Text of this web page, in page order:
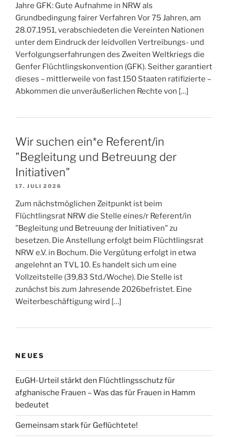
Jahre GFK: Gute Aufnahme in NRW als
Grundbedingung fairer Verfahren Vor 75 Jahren, am
28.07.1951, verabschiedeten die Vereinten Nationen
unter dem Eindruck der leidvollen Vertreibungs- und
Verfolgungserfahrungen des Zweiten Weltkriegs die
Genfer Flüchtlingskonvention (GFK). Seither garantiert
dieses – mittlerweile von fast 150 Staaten ratifizierte –
Abkommen die unveräußerlichen Rechte von […]
Wir suchen ein*e Referent/in
"Begleitung und Betreuung der
Initiativen"
17. JULI 2026
Zum nächstmöglichen Zeitpunkt ist beim
Flüchtlingsrat NRW die Stelle eines/r Referent/in
"Begleitung und Betreuung der Initiativen" zu
besetzen. Die Anstellung erfolgt beim Flüchtlingsrat
NRW e.V. in Bochum. Die Vergütung erfolgt in etwa
angelehnt an TVL 10. Es handelt sich um eine
Vollzeitstelle (39,83 Std./Woche). Die Stelle ist
zunächst bis zum Jahresende 2026befristet. Eine
Weiterbeschäftigung wird […]
NEUES
EuGH-Urteil stärkt den Flüchtlingsschutz für
afghanische Frauen – Was das für Frauen in Hamm
bedeutet
Gemeinsam stark für Geflüchtete!